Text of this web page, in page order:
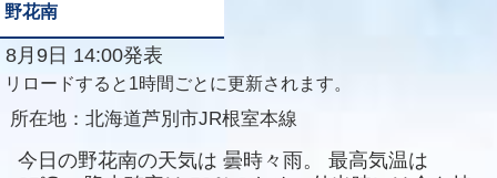
野花南
8月9日 14:00発表
リロードすると1時間ごとに更新されます。
所在地： 北海道芦別市JR根室本線
今日の野花南の天気は 曇時々雨。
最高気温は